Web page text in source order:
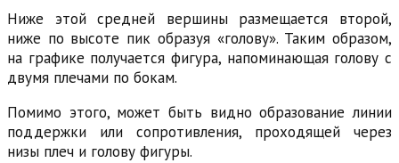
Ниже этой средней вершины размещается второй,
ниже по высоте пик образуя «голову». Таким образом,
на графике получается фигура, напоминающая голову с
двумя плечами по бокам.
Помимо этого, может быть видно образование линии
поддержки или сопротивления, проходящей через
низы плеч и голову фигуры.